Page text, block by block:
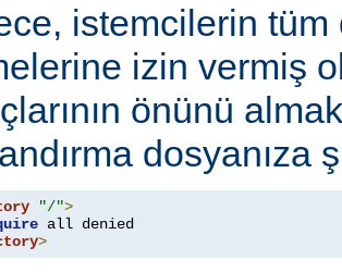
istemcilerin
izin vermiş
önünü
dosyanıza
"/">
>